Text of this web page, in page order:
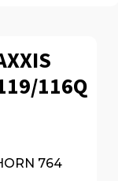
116Q
764